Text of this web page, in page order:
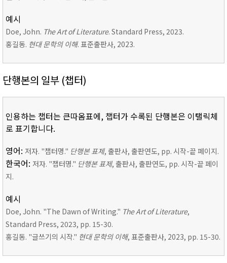
예시
Doe, John. The Art of Literature. Standard Press, 2023.
홍길동. 현대 문학의 이해. 표준출판사, 2023.
단행본의 일부 (챕터)
인용하는 챕터는 큰따옴표에, 챕터가 수록된 단행본은 이탤릭체
로 표기합니다.
영어: 저자. "챕터명." 단행본 표제, 출판사, 출판연도, pp. 시작-끝 페이지.
한국어: 저자. "챕터명." 단행본 표제, 출판사, 출판연도, pp. 시작-끝 페이
지.
예시
Doe, John. "The Dawn of Writing." The Art of Literature,
Standard Press, 2023, pp. 15-30.
홍길동. "글쓰기의 시작." 현대 문학의 이해, 표준출판사, 2023, pp. 15-30.